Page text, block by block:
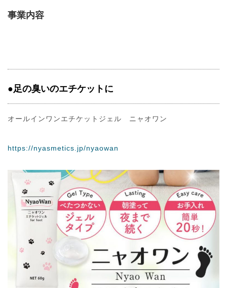
事業内容
●足の臭いのエチケットに
オールインワンエチケットジェル ニャオワン
https://nyasmetics.jp/nyaowan